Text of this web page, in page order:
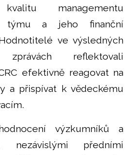
managementu
týmu a jeho finanční
ve výsledných
zprávách reflektovali
efektivně reagovat na
a přispívat k vědeckému
výzkumníků a
předními